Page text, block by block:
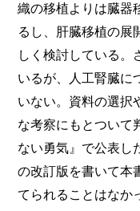
織の移植よりは臓器
るし、肝臓移植の展
しく検討している。
いるが、人工腎臓に
いない。資料の選択
な考察にもとついて
ない勇気』で公表し
の改訂版を書いて本
てられることはなか